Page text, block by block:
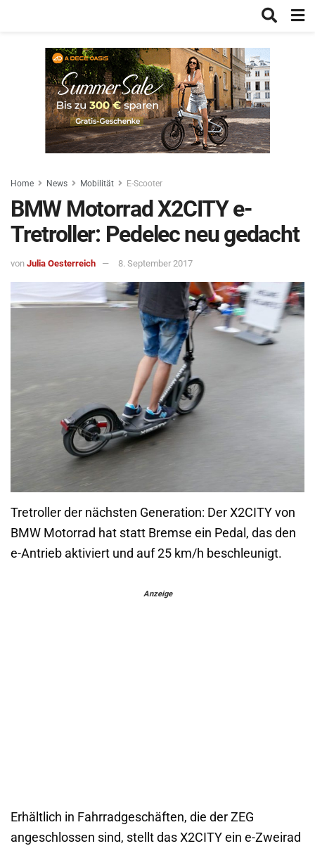
Home News Mobilität E-Scooter
BMW Motorrad X2CITY e-
Tretroller: Pedelec neu gedacht
von Julia Oesterreich 8. September 2017
Tretroller der nächsten Generation: Der X2CITY von
BMW Motorrad hat statt Bremse ein Pedal, das den
e-Antrieb aktiviert und auf 25 km/h beschleunigt.
Anzeige
Erhältlich in Fahrradgeschäften, die der ZEG
angeschlossen sind, stellt das X2CITY ein e-Zweirad